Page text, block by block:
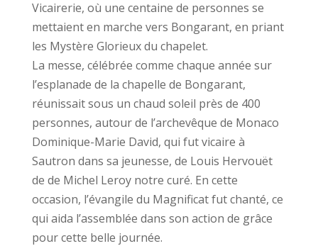
Vicairerie, où une centaine de personnes se
mettaient en marche vers Bongarant, en priant
les Mystère Glorieux du chapelet.
La messe, célébrée comme chaque année sur
l’esplanade de la chapelle de Bongarant,
réunissait sous un chaud soleil près de 400
personnes, autour de l’archevêque de Monaco
Dominique-Marie David, qui fut vicaire à
Sautron dans sa jeunesse, de Louis Hervouët
de de Michel Leroy notre curé. En cette
occasion, l’évangile du Magnificat fut chanté, ce
qui aida l’assemblée dans son action de grâce
pour cette belle journée.